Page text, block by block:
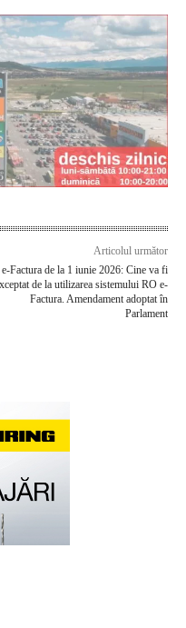
Articolul următor
e-Factura de la 1 iunie 2026: Cine va fi
de la utilizarea sistemului RO e-
Factura. Amendament adoptat în
Parlament